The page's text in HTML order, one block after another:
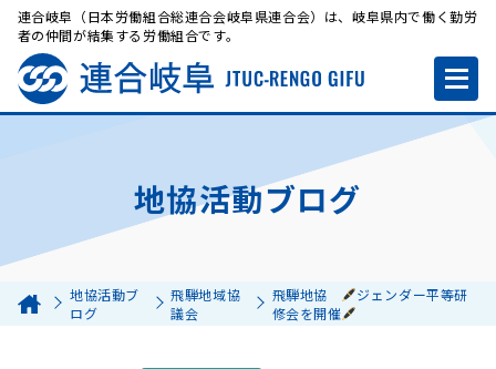
連合岐阜（日本労働組合総連合会岐阜県連合会）は、岐阜県内で働く勤労
者の仲間が結集する労働組合です。
地協活動ブログ
地協活動ブ
ログ
飛騨地域協
議会
飛騨地協
ジェンダー平等研
修会を開催